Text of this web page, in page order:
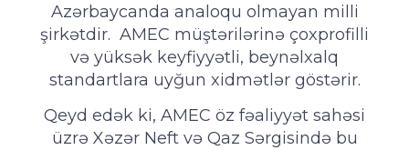
Azərbaycanda analoqu olmayan milli
şirkətdir. AMEC müştərilərinə çoxprofilli
və yüksək keyfiyyətli, beynəlxalq
standartlara uyğun xidmətlər göstərir.
Qeyd edək ki, AMEC öz fəaliyyət sahəsi
üzrə Xəzər Neft və Qaz Sərgisində bu